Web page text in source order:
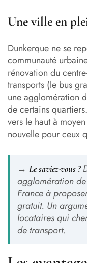
Une ville en
Dunkerque ne se
communauté
rénovation du
transports (le bus
une agglomération
de certains
vers le haut à
nouvelle pour ceux
→ Le saviez-vous ?
agglomération
France à
gratuit. Un
locataires qui
de transport.